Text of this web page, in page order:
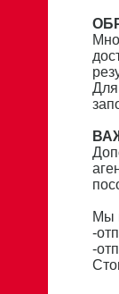
Для
Мы
-
-